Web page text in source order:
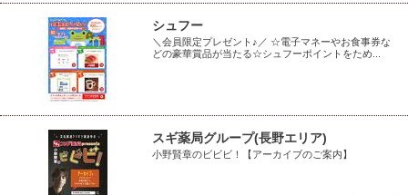
シュフー
＼会員限定プレゼント♪／ ☆電子マネーやお食事券な
どの豪華賞品が当たる☆シュフーポイントをため...
スギ薬局グループ(長野エリア)
小野賢章のビビビ！【アーカイブのご案内】